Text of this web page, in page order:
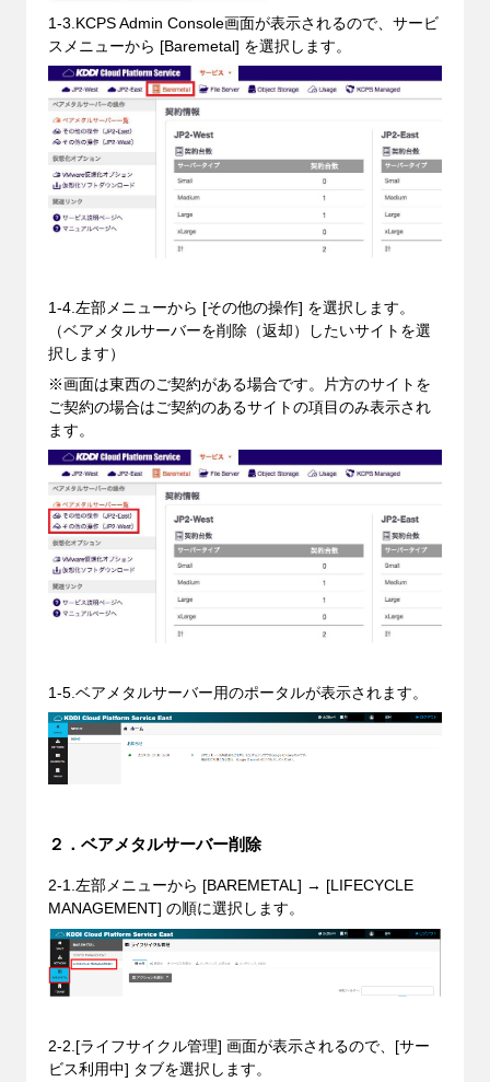
1-3.KCPS Admin Console画面が表示されるので、サービ
スメニューから [Baremetal] を選択します。
1-4.左部メニューから [その他の操作] を選択します。
（ベアメタルサーバーを削除（返却）したいサイトを選
択します）
※画面は東西のご契約がある場合です。片方のサイトを
ご契約の場合はご契約のあるサイトの項目のみ表示され
ます。
1-5.ベアメタルサーバー用のポータルが表示されます。
２．ベアメタルサーバー削除
2-1.左部メニューから [BAREMETAL] → [LIFECYCLE
MANAGEMENT] の順に選択します。
2-2.[ライフサイクル管理] 画面が表示されるので、[サー
ビス利用中] タブを選択します。